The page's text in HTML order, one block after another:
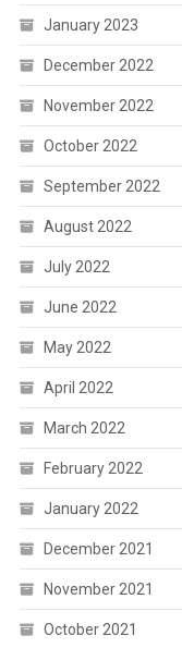
January 2023
December 2022
November 2022
October 2022
September 2022
August 2022
July 2022
June 2022
May 2022
April 2022
March 2022
February 2022
January 2022
December 2021
November 2021
October 2021